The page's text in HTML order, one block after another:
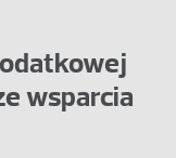
wsparcia